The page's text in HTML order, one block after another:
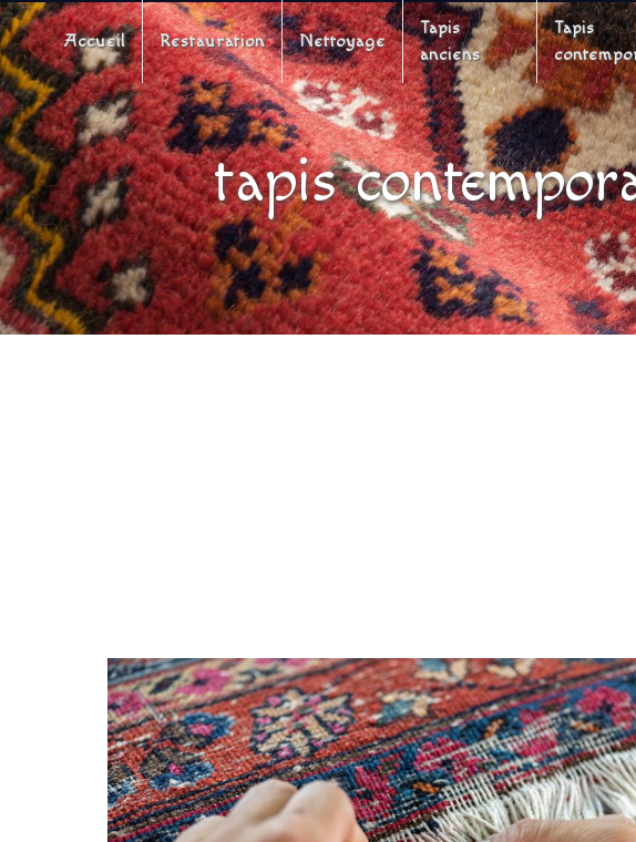
Accueil Restauration Nettoyage
Tapis
anciens
Tapis
tapis
Panneau de gestion des cookies